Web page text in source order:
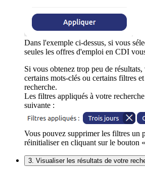
Dans l'exemple ci-dessus, si vous
seules les offres d'emploi en CDI
Si vous obtenez trop peu de
certains mots-clés ou certains filtres
recherche.
Les filtres appliqués à votre
suivante :
Vous pouvez supprimer les filtres un
réinitialiser en cliquant sur le bouton
3. Visualiser les résultats de votre